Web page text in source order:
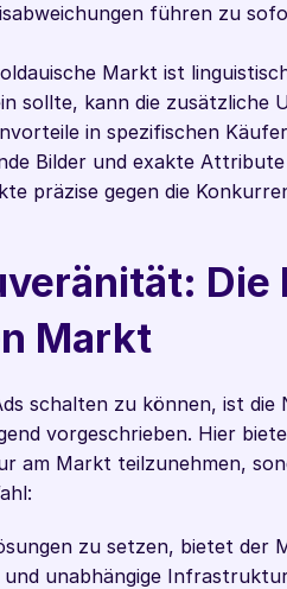
führen zu
Markt ist
sollte, kann die zusätzliche
in spezifischen
Bilder und exakte
präzise gegen die
Die
Markt
schalten zu können, ist
vorgeschrieben. Hier
am Markt teilzunehmen,
zu setzen, bietet der
unabhängige